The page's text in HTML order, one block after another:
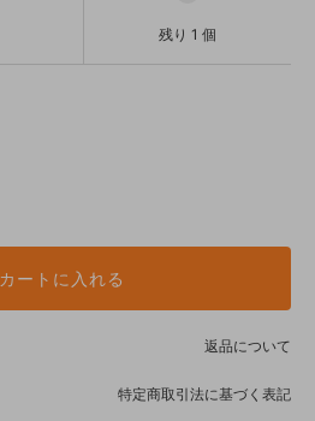
残り 1 個
カートに入れる
返品について
特定商取引法に基づく表記